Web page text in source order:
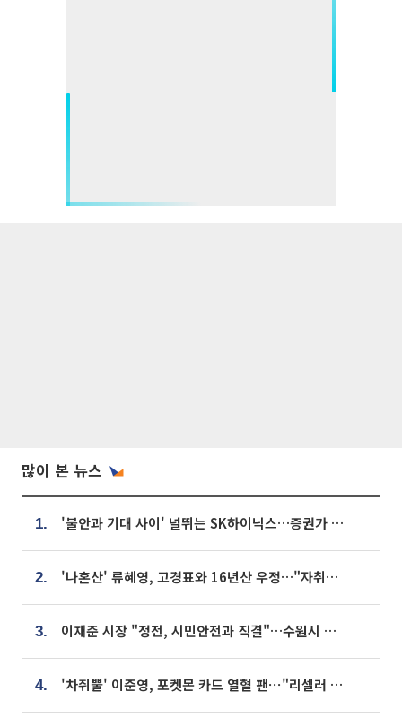
많이 본 뉴스
1. '불안과 기대 사이' 널뛰는 SK하이닉스…증권가 "HBM4·LTA 기반 펀터멘털 견고"
2. '나혼산' 류혜영, 고경표와 16년산 우정…"자취방서 부모님과 마주쳐"
3. 이재준 시장 "정전, 시민안전과 직결"…수원시 비상대응체계 가동
4. '차쥐뿔' 이준영, 포켓몬 카드 열혈 팬⋯"리셀러 처단할 것"